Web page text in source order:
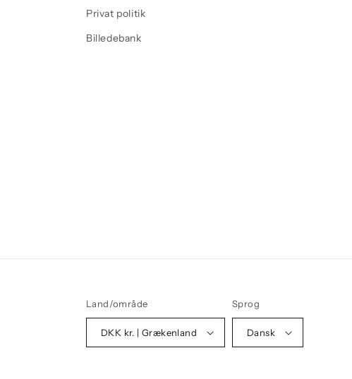
Privat politik
Billedebank
Land/område
DKK kr. | Grækenland
Sprog
Dansk